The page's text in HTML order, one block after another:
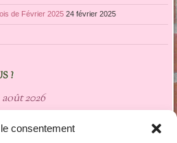
consentement
de Février 2025 24 février 2025
?
août 2026